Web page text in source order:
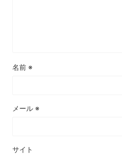
名前 ※
メール ※
サイト